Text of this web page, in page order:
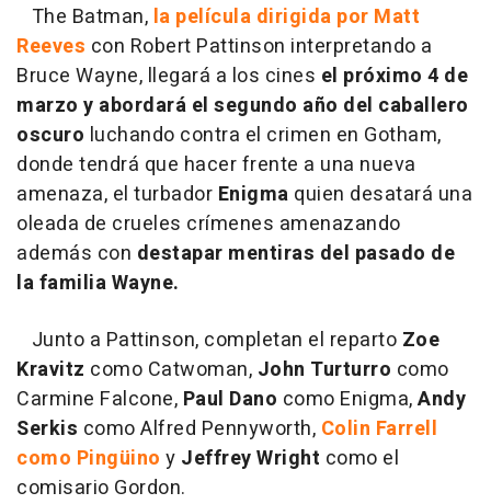
The Batman, la película dirigida por Matt
Reeves con Robert Pattinson interpretando a
Bruce Wayne, llegará a los cines el próximo 4 de
marzo y abordará el segundo año del caballero
oscuro luchando contra el crimen en Gotham,
donde tendrá que hacer frente a una nueva
amenaza, el turbador Enigma quien desatará una
oleada de crueles crímenes amenazando
además con destapar mentiras del pasado de
la familia Wayne.
Junto a Pattinson, completan el reparto Zoe
Kravitz como Catwoman, John Turturro como
Carmine Falcone, Paul Dano como Enigma,Andy
Serkis como Alfred Pennyworth, Colin Farrell
como Pingüino y Jeffrey Wright como el
comisario Gordon.